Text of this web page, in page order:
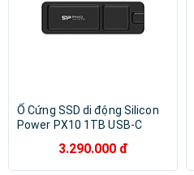
Ổ Cứng SSD di động Silicon
Power PX10 1TB USB-C
Hàng Chính Hãng
3.290.000 đ